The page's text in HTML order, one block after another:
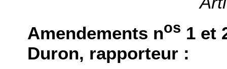
Amendements nos 1 et
Duron, rapporteur :